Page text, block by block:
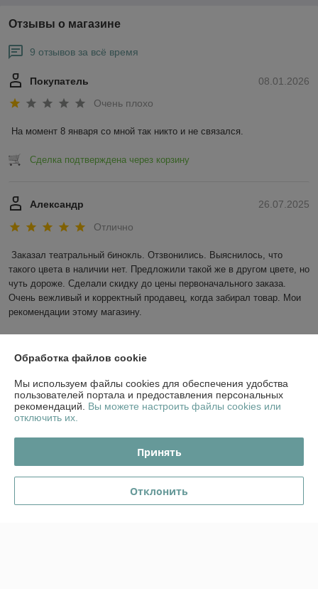
Отзывы о магазине
9 отзывов за всё время
08.01.2026
Покупатель
Очень плохо
На момент 8 января со мной так никто и не связался.
Сделка подтверждена через корзину
26.07.2025
Александр
Отлично
Заказал театральный бинокль. Отзвонились. Выяснилось, что
такого цвета в наличии нет. Предложили такой же в другом цвете, но
чуть дороже. Сделали скидку до цены первоначального заказа.
Очень вежливый и корректный продавец, когда забирал товар. Мои
рекомендации этому магазину.
О нас
Обработка файлов cookie
Мы используем файлы cookies для обеспечения удобства
пользователей портала и предоставления персональных
рекомендаций. Вы можете настроить файлы cookies или
отключить их.
Принять
Отклонить